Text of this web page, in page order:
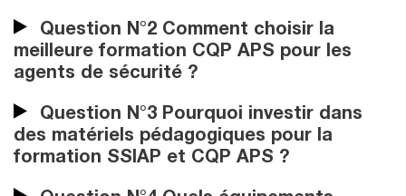
Question N°2 Comment choisir la
meilleure formation CQP APS pour les
agents de sécurité ?
Question N°3 Pourquoi investir dans
des matériels pédagogiques pour la
formation SSIAP et CQP APS ?